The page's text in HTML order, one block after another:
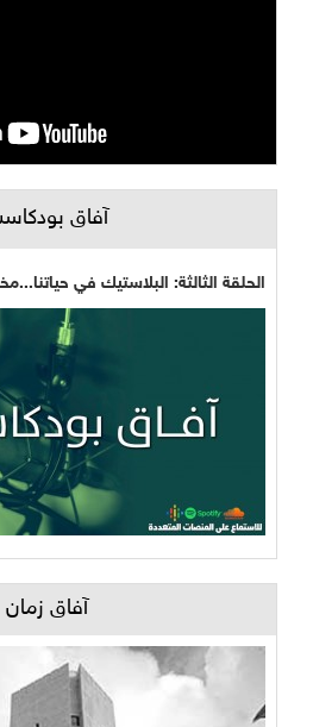
آفاق
الحلقة الثالثة: البلاستيك في
آفاق زمان